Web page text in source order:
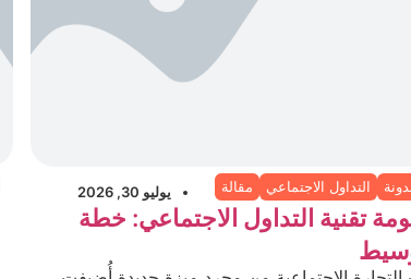
التداول الاجتماعي مقالة يوليو 30, 2026
تقنية التداول الاجتماعي: خطة